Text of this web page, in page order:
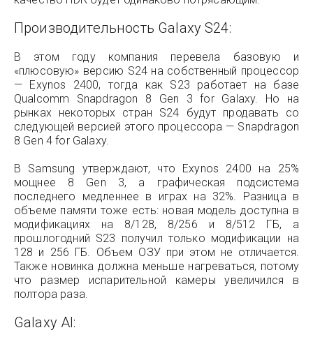
Производительность Galaxy S24:
В этом году компания перевела базовую и
«плюсовую» версию S24 на собственный процессор
— Exynos 2400, тогда как S23 работает на базе
Qualcomm Snapdragon 8 Gen 3 for Galaxy. Но на
рынках некоторых стран S24 будут продавать со
следующей версией этого процессора — Snapdragon
8 Gen 4 for Galaxy.
В Samsung утверждают, что Exynos 2400 на 25%
мощнее 8 Gen 3, а графическая подсистема
последнего медленнее в играх на 32%. Разница в
объеме памяти тоже есть: новая модель доступна в
модификациях на 8/128, 8/256 и 8/512 ГБ, а
прошлогодний S23 получил только модификации на
128 и 256 ГБ. Объем ОЗУ при этом не отличается.
Также новинка должна меньше нагреваться, потому
что размер испарительной камеры увеличился в
полтора раза.
Galaxy AI: